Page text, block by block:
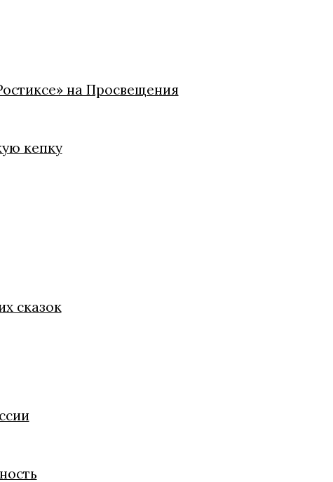
на Просвещения
кепку
сказок